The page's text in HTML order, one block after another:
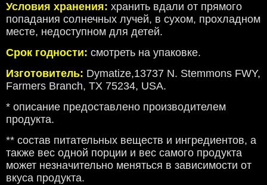
Условия хранения: хранить вдали от прямого
попадания солнечных лучей, в сухом, прохладном
месте, недоступном для детей.
Срок годности: смотреть на упаковке.
Изготовитель: Dymatize,13737 N. Stemmons FWY,
Farmers Branch, TX 75234, USA.
* описание предоставлено производителем
продукта.
** состав питательных веществ и ингредиентов, а
также вес одной порции и вес самого продукта
может незначительно меняться в зависимости от
вкуса продукта.